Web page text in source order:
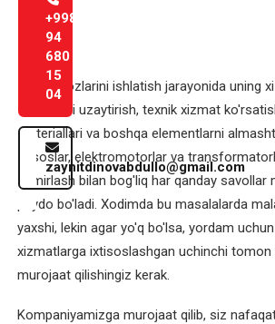
haqimizda
Xizmatlar
Blog
Aloqa
O'zbekcha
XIZMATLAR
Asinxron
+998
94
680
15
04
zaynitdinovabdullo@gmail.com
Elektr jihozlarini ishlatish jarayonida uning
muddatini uzaytirish, texnik xizmat
materiallari va boshqa elementlarni
nasoslar, elektromotorlar va
ta'mirlash bilan bog'liq har qanday savollar
paydo bo'ladi. Xodimda bu masalalarda
yaxshi, lekin agar yo'q bo'lsa, yordam
xizmatlarga ixtisoslashgan uchinchi
murojaat qilishingiz kerak.
Kompaniyamizga murojaat qilib, siz